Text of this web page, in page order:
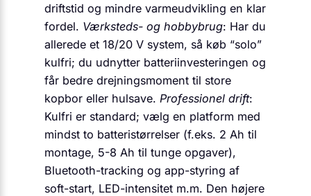
driftstid og mindre varmeudvikling en klar
fordel. Værksteds- og hobbybrug: Har du
allerede et 18/20 V system, så køb “solo”
kulfri; du udnytter batteriinvesteringen og
får bedre drejningsmoment til store
kopbor eller hulsave. Professionel drift:
Kulfri er standard; vælg en platform med
mindst to batteristørrelser (f.eks. 2 Ah til
montage, 5-8 Ah til tunge opgaver),
Bluetooth-tracking og app-styring af
soft-start, LED-intensitet m.m. Den højere